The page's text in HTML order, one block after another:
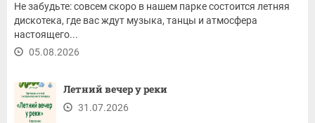
Не забудьте: совсем скоро в нашем парке состоится летняя
дискотека, где вас ждут музыка, танцы и атмосфера
настоящего...
05.08.2026
Летний вечер у реки
31.07.2026